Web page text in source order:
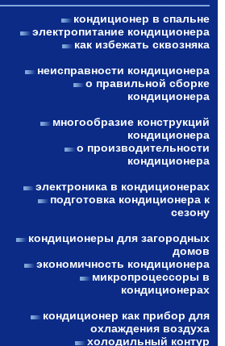
кондиционер в спальне
электропитание кондиционера
как избежать сквозняка
неисправности кондиционера
о правильной сборке
кондиционера
многообразие конструкций
кондиционера
о производительности
кондиционера
электроника в кондиционерах
подготовка кондиционера к
сезону
кондиционеры для загородных
домов
экономичность кондиционера
микропроцессоры в
кондиционерах
кондиционер как прибор для
охлаждения воздуха
холодильный контур